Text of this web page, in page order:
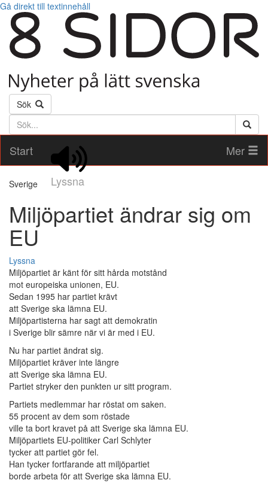
Gå direkt till textinnehåll
Sök
Söktext
Start
Lyssna
Mer
Sverige
Miljöpartiet ändrar sig om
EU
Lyssna
Miljöpartiet är känt för sitt hårda motstånd
mot europeiska unionen, EU.
Sedan 1995 har partiet krävt
att Sverige ska lämna EU.
Miljöpartisterna har sagt att demokratin
i Sverige blir sämre när vi är med i EU.
Nu har partiet ändrat sig.
Miljöpartiet kräver inte längre
att Sverige ska lämna EU.
Partiet stryker den punkten ur sitt program.
Partiets medlemmar har röstat om saken.
55 procent av dem som röstade
ville ta bort kravet på att Sverige ska lämna EU.
Miljöpartiets EU-politiker Carl Schlyter
tycker att partiet gör fel.
Han tycker fortfarande att miljöpartiet
borde arbeta för att Sverige ska lämna EU.